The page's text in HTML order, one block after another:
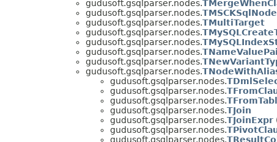
gudusoft.gsqlparser.nodes.
gudusoft.gsqlparser.nodes.TMSCKSqlNode
gudusoft.gsqlparser.nodes.TMultiTarget
gudusoft.gsqlparser.nodes.
gudusoft.gsqlparser.nodes.
gudusoft.gsqlparser.nodes.
gudusoft.gsqlparser.nodes.
gudusoft.gsqlparser.nodes.
gudusoft.gsqlparser.nodes.
gudusoft.gsqlparser.nodes.
gudusoft.gsqlparser.nodes.
gudusoft.gsqlparser.nodes.TJoin
gudusoft.gsqlparser.nodes.TJoinExpr
gudusoft.gsqlparser.nodes.
gudusoft.gsqlparser.nodes.